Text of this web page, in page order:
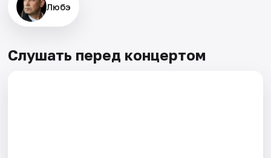
Любэ
Слушать перед концертом